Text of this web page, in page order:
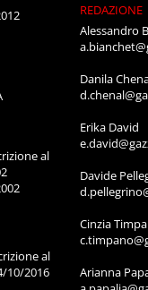
al
al
10/2016
REDAZIONE
Alessandro
Danila
Erika David
Davide
Cinzia
Arianna